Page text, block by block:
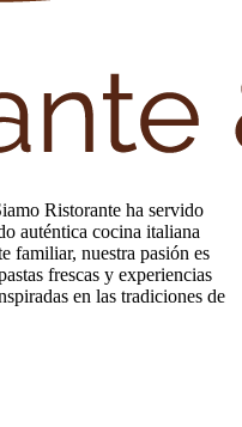
Ristorante ha servido
auténtica cocina italiana
familiar, nuestra pasión es
frescas y experiencias
en las tradiciones de